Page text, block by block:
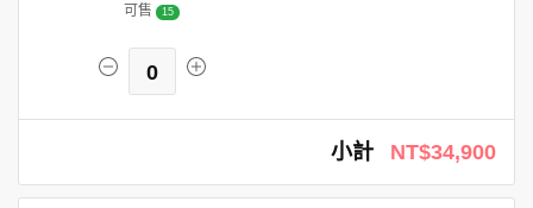
可售 15
0
小計 NT$34,900